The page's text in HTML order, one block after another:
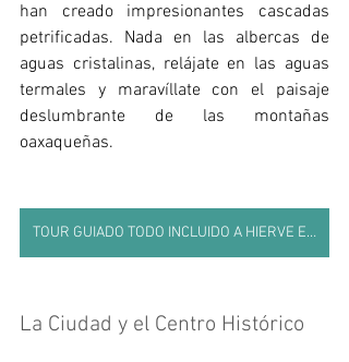
han creado impresionantes cascadas
petrificadas. Nada en las albercas de
aguas cristalinas, relájate en las aguas
termales y maravíllate con el paisaje
deslumbrante de las montañas
oaxaqueñas.
TOUR GUIADO TODO INCLUIDO A HIERVE EL AGUA
La Ciudad y el Centro Histórico